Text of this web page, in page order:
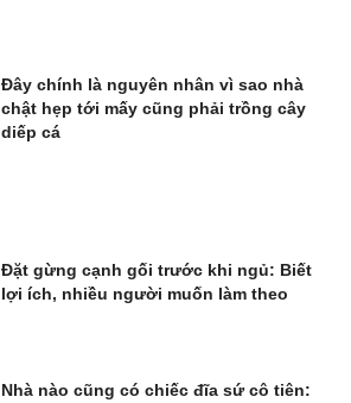
Đây chính là nguyên nhân vì sao nhà
chật hẹp tới mấy cũng phải trồng cây
diếp cá
Đặt gừng cạnh gối trước khi ngủ: Biết
lợi ích, nhiều người muốn làm theo
Nhà nào cũng có chiếc đĩa sứ cô tiên: